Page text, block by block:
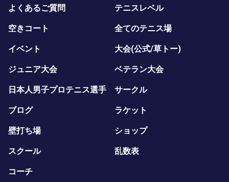
よくあるご質問 テニスレベル
空きコート 全てのテニス場
イベント 大会(公式/草トー)
ジュニア大会 ベテラン大会
日本人男子プロテニス選手 サークル
ブログ ラケット
壁打ち場 ショップ
スクール 乱数表
コーチ